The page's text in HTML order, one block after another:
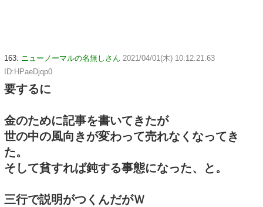
163: ニューノーマルの名無しさん 2021/04/01(木) 10:12:21.63
ID:HPaeDjqp0
要するに
金のために記事を書いてきたが
世の中の風向きが変わって売れなくなってき
た。
そして貧すれば鈍する事態になった、と。
三行で説明がつくんだがＷ